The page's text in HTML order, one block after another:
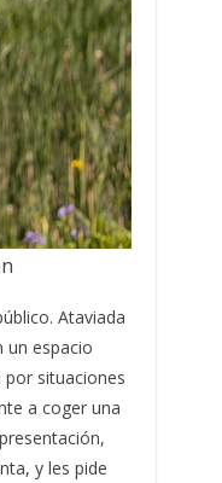
Ataviada
un espacio
por situaciones
a coger una
y les pide